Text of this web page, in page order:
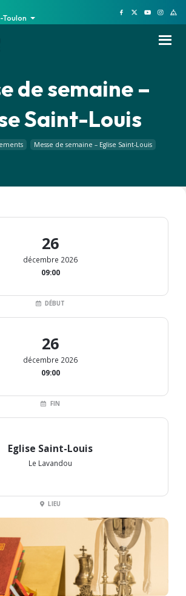
Toulon
de semaine –
Saint-Louis
Messe de semaine – Eglise Saint-Louis
26
décembre 2026
09:00
DÉBUT
26
décembre 2026
09:00
FIN
Eglise Saint-Louis
Le Lavandou
LIEU